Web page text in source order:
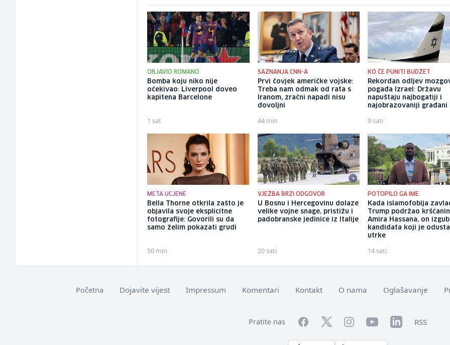
OBJAVIO ROMANO
Bomba koju niko nije
očekivao: Liverpool doveo
kapitena Barcelone
1 sat
SAZNANJA CNN-A
Prvi čovjek američke vojske:
Treba nam odmak od rata s
Iranom, zračni napadi nisu
dovoljni
44 min
KO ĆE PUNITI BUDŽET
Rekordan odljev
pogađa Izrael: Državu
napuštaju najbogatiji i
najobrazovaniji građani
9 sati
META UCJENE
Bella Thorne otkrila zašto je
objavila svoje eksplicitne
fotografije: Govorili su da
samo želim pokazati grudi
50 min
VJEŽBA BRZI ODGOVOR
U Bosnu i Hercegovinu dolaze
velike vojne snage, pristižu i
padobranske jedinice iz Italije
20 sati
POTOPILO GA IME
Kada islamofobija
Trump podržao
Amira Hassana, on
kandidata koji je
utrke
14 sati
Početna Dojavite vijest Impressum Komentari Kontakt O nama Oglašavanje
Pratite nas FacebookTwitterInstagramYouTubeLinkedInRSS